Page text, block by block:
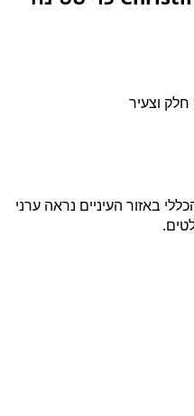
וצעיר
באזור העיניים נראה ערני